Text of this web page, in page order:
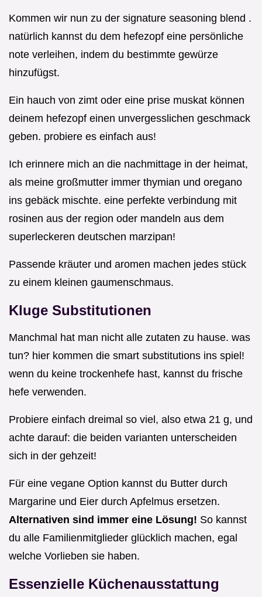
Kommen wir nun zu der signature seasoning blend .
natürlich kannst du dem hefezopf eine persönliche
note verleihen, indem du bestimmte gewürze
hinzufügst.
Ein hauch von zimt oder eine prise muskat können
deinem hefezopf einen unvergesslichen geschmack
geben. probiere es einfach aus!
Ich erinnere mich an die nachmittage in der heimat,
als meine großmutter immer thymian und oregano
ins gebäck mischte. eine perfekte verbindung mit
rosinen aus der region oder mandeln aus dem
superleckeren deutschen marzipan!
Passende kräuter und aromen machen jedes stück
zu einem kleinen gaumenschmaus.
Kluge Substitutionen
Manchmal hat man nicht alle zutaten zu hause. was
tun? hier kommen die smart substitutions ins spiel!
wenn du keine trockenhefe hast, kannst du frische
hefe verwenden.
Probiere einfach dreimal so viel, also etwa 21 g, und
achte darauf: die beiden varianten unterscheiden
sich in der gehzeit!
Für eine vegane Option kannst du Butter durch
Margarine und Eier durch Apfelmus ersetzen.
Alternativen sind immer eine Lösung! So kannst
du alle Familienmitglieder glücklich machen, egal
welche Vorlieben sie haben.
Essenzielle Küchenausstattung